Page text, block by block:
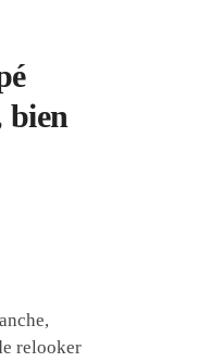
bien
relooker